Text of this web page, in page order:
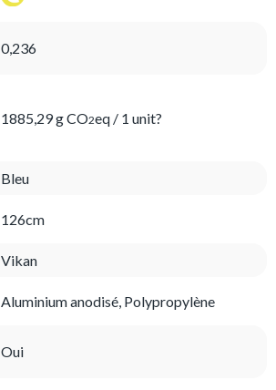
0,236
1885,29 g CO2eq / 1 unit?
Bleu
126cm
Vikan
Aluminium anodisé, Polypropylène
Oui